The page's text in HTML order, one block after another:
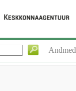
Andmed